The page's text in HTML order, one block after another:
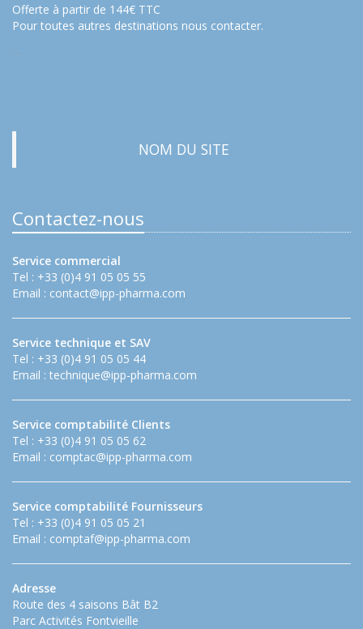
Offerte à partir de 144€ TTC
Pour toutes autres destinations nous contacter.
…
NOM DU SITE
Contactez-nous
Service commercial
Tel : +33 (0)4 91 05 05 55
Email : contact@ipp-pharma.com
Service technique et SAV
Tel : +33 (0)4 91 05 05 44
Email : technique@ipp-pharma.com
Service comptabilité Clients
Tel : +33 (0)4 91 05 05 62
Email : comptac@ipp-pharma.com
Service comptabilité Fournisseurs
Tel : +33 (0)4 91 05 05 21
Email : comptaf@ipp-pharma.com
Adresse
Route des 4 saisons Bât B2
Parc Activités Fontvieille